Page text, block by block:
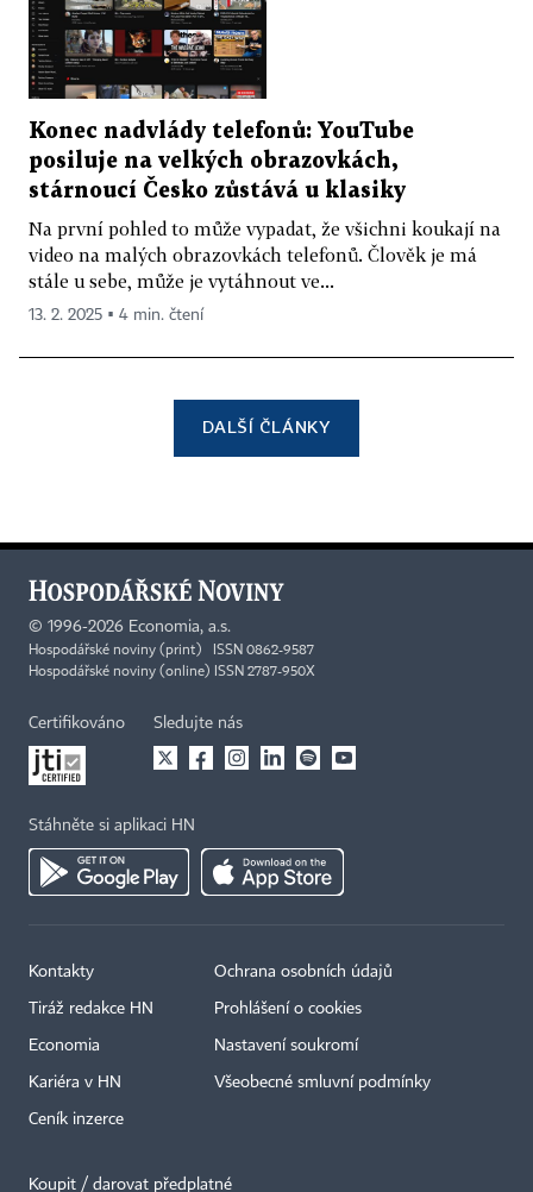
Konec nadvlády telefonů: YouTube
posiluje na velkých obrazovkách,
stárnoucí Česko zůstává u klasiky
Na první pohled to může vypadat, že všichni koukají na
video na malých obrazovkách telefonů. Člověk je má
stále u sebe, může je vytáhnout ve...
13. 2. 2025 ▪ 4 min. čtení
DALŠÍ ČLÁNKY
© 1996-2026 Economia, a.s.
Hospodářské noviny (print) ISSN 0862-9587
Hospodářské noviny (online) ISSN 2787-950X
Certifikováno Sledujte nás
Stáhněte si aplikaci HN
Kontakty
Tiráž redakce HN
Economia
Kariéra v HN
Ceník inzerce
Ochrana osobních údajů
Prohlášení o cookies
Nastavení soukromí
Všeobecné smluvní podmínky
Koupit / darovat předplatné